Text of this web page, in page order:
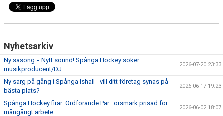
Nyhetsarkiv
Ny säsong = Nytt sound! Spånga Hockey söker
musikproducent/DJ
2026-07-20 23:33
Ny sarg på gång i Spånga Ishall - vill ditt företag synas på
bästa plats?
2026-06-17 19:23
Spånga Hockey firar: Ordförande Pär Forsmark prisad för
mångårigt arbete
2026-06-02 18:07